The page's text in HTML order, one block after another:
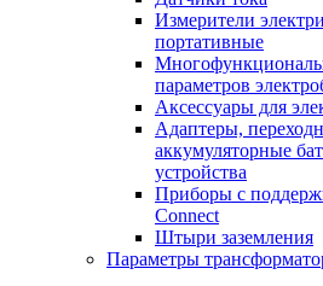
Измерители
портативные
параметров
Аксессуары для
Адаптеры,
аккумуляторные
устройства
Приборы с
Connect
Штыри заземления
Параметры